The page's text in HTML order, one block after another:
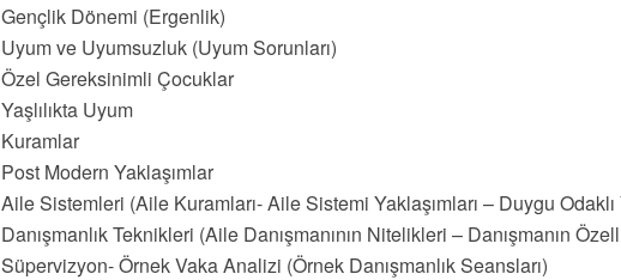
Gençlik Dönemi (Ergenlik)
Uyum ve Uyumsuzluk (Uyum Sorunları)
Özel Gereksinimli Çocuklar
Yaşlılıkta Uyum
Kuramlar
Post Modern Yaklaşımlar
Aile Sistemleri (Aile Kuramları- Aile Sistemi Yaklaşımları – Duygu
Danışmanlık Teknikleri (Aile Danışmanının Nitelikleri – Danışmanın
Süpervizyon- Örnek Vaka Analizi (Örnek Danışmanlık Seansları)